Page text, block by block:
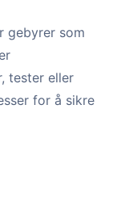
gebyrer som
tester eller
for å sikre